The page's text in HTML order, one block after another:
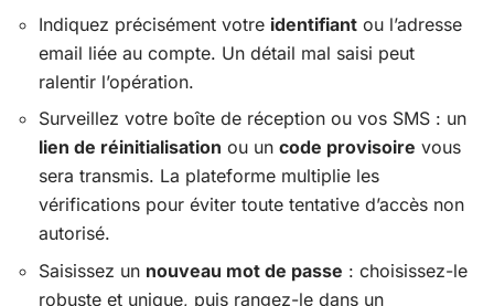
Indiquez précisément votre identifiant ou l’adresse
email liée au compte. Un détail mal saisi peut
ralentir l’opération.
Surveillez votre boîte de réception ou vos SMS : un
lien de réinitialisation ou un code provisoire vous
sera transmis. La plateforme multiplie les
vérifications pour éviter toute tentative d’accès non
autorisé.
Saisissez un nouveau mot de passe : choisissez-le
robuste et unique, puis rangez-le dans un